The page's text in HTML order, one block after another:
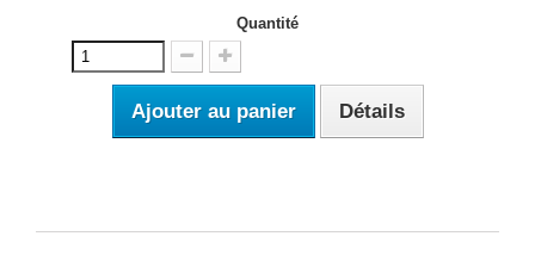
Quantité
Ajouter au panier Détails